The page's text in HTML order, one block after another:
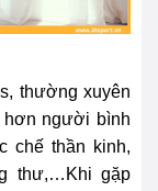
thường xuyên
người bình
chế thần kinh,
thư,…Khi gặp